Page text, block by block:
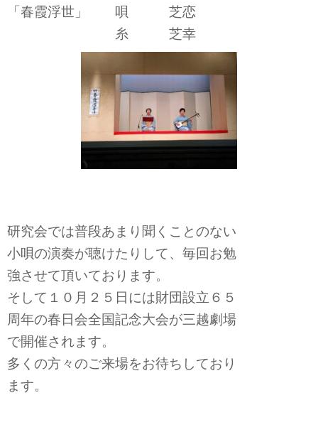
「春霞浮世」 唄 芝恋
糸 芝幸
研究会では普段あまり聞くことのない
小唄の演奏が聴けたりして、毎回お勉
強させて頂いております。
そして１０月２５日には財団設立６５
周年の春日会全国記念大会が三越劇場
で開催されます。
多くの方々のご来場をお待ちしており
ます。